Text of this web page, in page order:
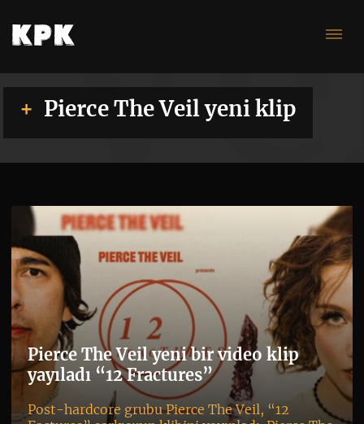
Pierce The Veil yeni klip
Pierce The Veil yeni bir video klip
yayıladı “12 Fractures”
Post-hardcore grubu Pierce The Veil, “12